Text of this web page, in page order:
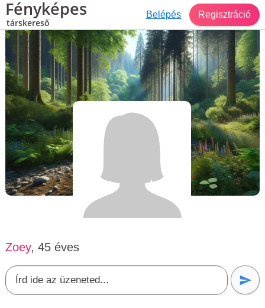
Fényképes
társkereső
Belépés Regisztráció
Társkereső Budapest
Zoey, 45 éves, nő
Zoey, 45 éves